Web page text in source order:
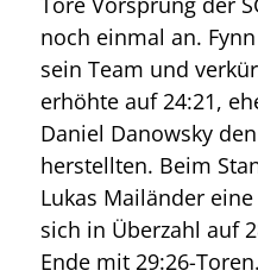
noch einmal an.
sein Team und
erhöhte auf 24:21,
Daniel Danowsky
herstellten. Beim
Lukas Mailänder
sich in Überzahl auf
Ende mit 29:26-